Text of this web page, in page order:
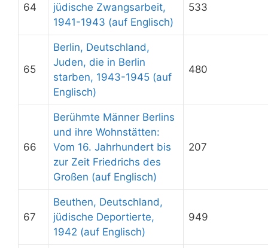
64
jüdische Zwangsarbeit,
1941-1943 (auf Englisch)
533
65
Berlin, Deutschland,
Juden, die in Berlin
starben, 1943-1945 (auf
Englisch)
480
66
Berühmte Männer Berlins
und ihre Wohnstätten:
Vom 16. Jahrhundert bis
zur Zeit Friedrichs des
Großen (auf Englisch)
207
67
Beuthen, Deutschland,
jüdische Deportierte,
1942 (auf Englisch)
949